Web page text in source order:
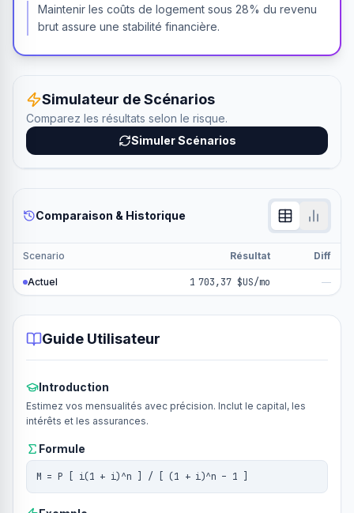
Maintenir les coûts de logement sous 28% du revenu
brut assure une stabilité financière.
Simulateur de Scénarios
Comparez les résultats selon le risque.
Simuler Scénarios
Comparaison & Historique
Scenario Résultat Diff
Actuel 1 703,37 $US/mo —
Guide Utilisateur
Introduction
Estimez vos mensualités avec précision. Inclut le capital, les
intérêts et les assurances.
Formule
M = P [ i(1 + i)^n ] / [ (1 + i)^n – 1 ]